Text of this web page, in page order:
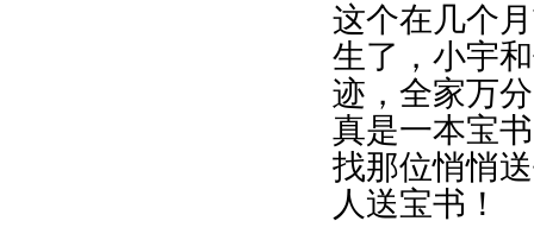
这个在几个
生了，小宇
迹，全家万
真是一本宝
找那位悄悄
人送宝书！